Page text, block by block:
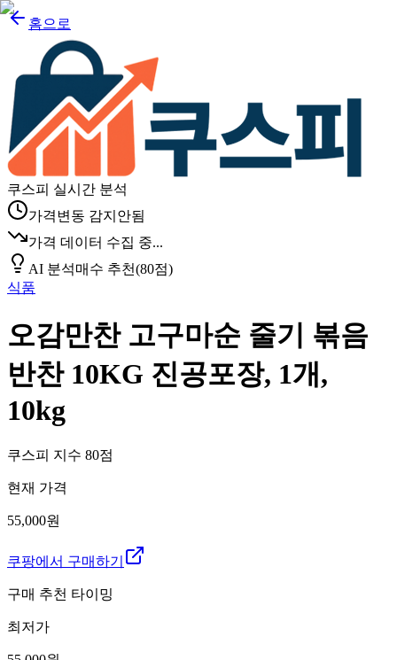
홈으로
쿠스피 실시간 분석
가격변동 감지안됨
가격 데이터 수집 중...
AI 분석매수 추천(80점)
식품
오감만찬 고구마순 줄기 볶음
반찬 10KG 진공포장, 1개,
10kg
쿠스피 지수 80점
현재 가격
55,000원
쿠팡에서 구매하기
구매 추천 타이밍
최저가